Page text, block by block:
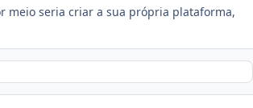
meio seria criar a sua própria plataforma,